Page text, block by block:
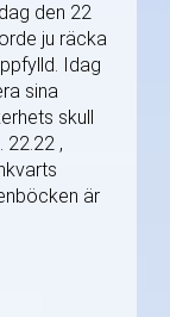
den 22
ju räcka
Idag
sina
skull
22.22 ,
är